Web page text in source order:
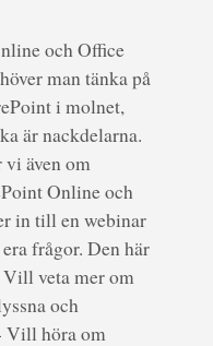
och Office
man tänka på
i molnet,
är nackdelarna.
vi även om
Online och
in till en webinar
frågor. Den här
veta mer om
och
Vill höra om